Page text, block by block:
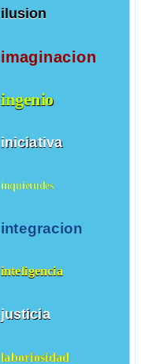
ilusion
imaginacion
ingenio
iniciativa
inquietudes
integracion
inteligencia
justicia
laboriosidad